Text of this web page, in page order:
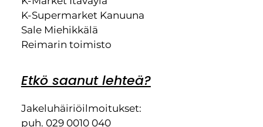
K-Supermarket Kanuuna
Sale Miehikkälä
Reimarin toimisto
Etkö saanut lehteä?
Jakeluhäiriöilmoitukset:
puh. 029 0010 040